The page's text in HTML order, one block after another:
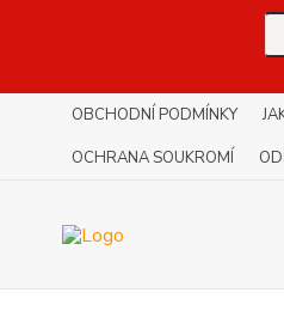
OBCHODNÍ PODMÍNKY
OCHRANA SOUKROMÍ